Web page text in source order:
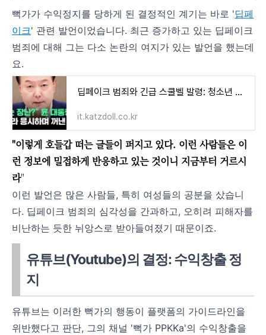
뻑가가 수익정지를 당하게 된 결정적인 계기는 바로 '딥페
이크' 관련 발언이었습니다. 최근 증가하고 있는 딥페이크
범죄에 대해 그는 다소 논란의 여지가 있는 발언을 했는데
요.
딥페이크 범죄와 긴급 스쿨벨 발령: 청소년 보호의 최전선에서
it.katzdoll.co.kr
"이렇게 호들갑 떠는 글들이 퍼지고 있다. 이런 사람들은 이
런 정보에 밀접하게 반응하고 있는 것이니 지금부터 거르시
라"
이런 발언은 많은 사람들, 특히 여성들의 공분을 샀습니
다. 딥페이크 범죄의 심각성을 간과하고, 오히려 피해자를
비난하는 듯한 뉘앙스로 받아들여졌기 때문이죠.
유튜브(Youtube)의 결정: 수익창출 정
지
유튜브는 이러한 뻑가의 행동이 플랫폼의 가이드라인을
위반했다고 판단, 그의 채널 '뻑가 PPKKa'의 수익창출을